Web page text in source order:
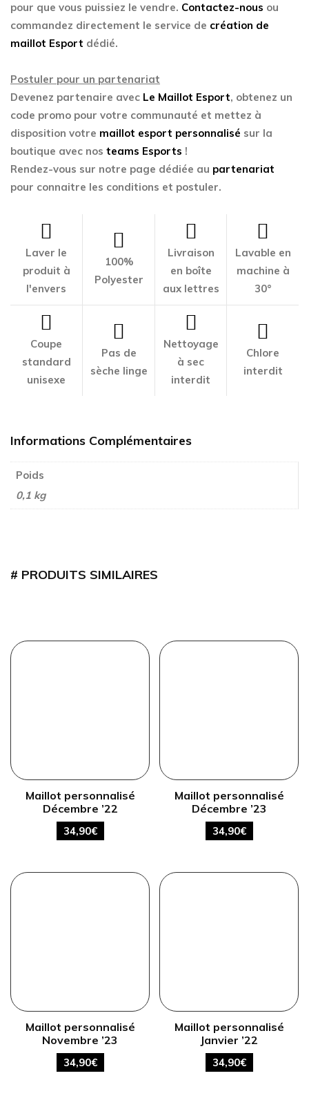
pour que vous puissiez le vendre. Contactez-nous ou
commandez directement le service de création de
maillot Esport dédié.
Postuler pour un partenariat
Devenez partenaire avec Le Maillot Esport, obtenez un
code promo pour votre communauté et mettez à
disposition votre maillot esport personnalisé sur la
boutique avec nos teams Esports !
Rendez-vous sur notre page dédiée au partenariat
pour connaitre les conditions et postuler.
Laver le
produit à
l'envers
100%
Polyester
Livraison
en boîte
aux lettres
Lavable en
machine à
30°
Coupe
standard
unisexe
Pas de
sèche linge
Nettoyage
à sec
interdit
Chlore
interdit
Informations Complémentaires
Poids
0,1 kg
PRODUITS SIMILAIRES
Maillot personnalisé
Décembre ’22
34,90€
Maillot personnalisé
Décembre ’23
34,90€
Maillot personnalisé
Novembre ’23
34,90€
Maillot personnalisé
Janvier ’22
34,90€